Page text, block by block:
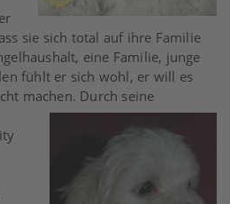
sie sich total auf ihre Familie
eine Familie, junge
fühlt er sich wohl, er will es
machen. Durch seine